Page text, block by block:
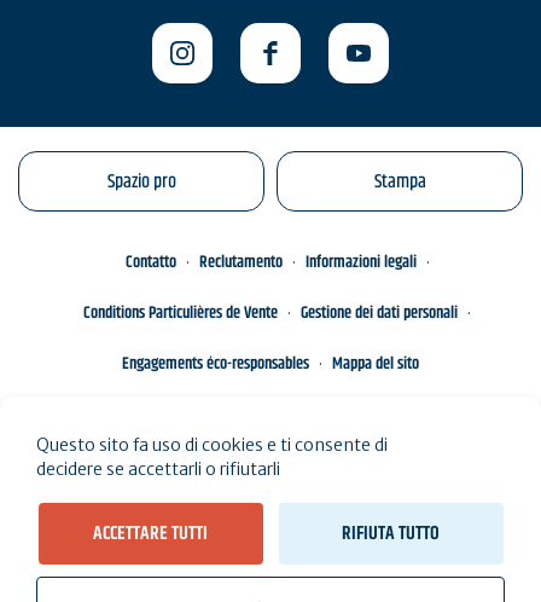
Spazio pro Stampa
Contatto Reclutamento
Informazioni legali
Conditions Particulières de Vente
Gestione dei dati personali
Engagements éco-responsables
Mappa del sito
Questo sito fa uso di cookies e ti consente di
decidere se accettarli o rifiutarli
ACCETTARE TUTTI RIFIUTA TUTTO